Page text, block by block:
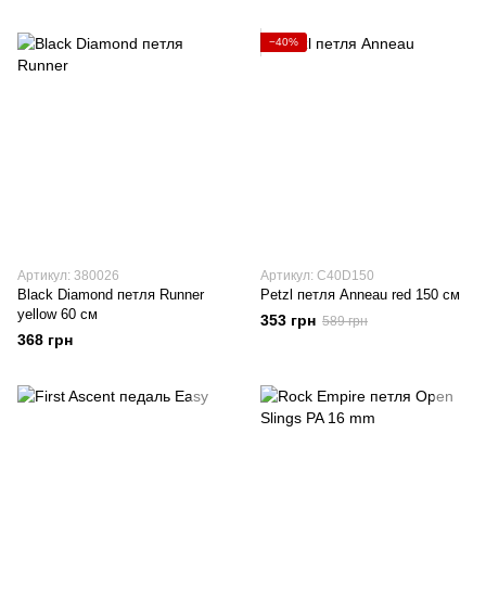
Артикул: 380026
Black Diamond петля Runner
yellow 60 см
368 грн
−40%
Артикул: C40D150
Petzl петля Anneau red 150 см
353 грн 589 грн